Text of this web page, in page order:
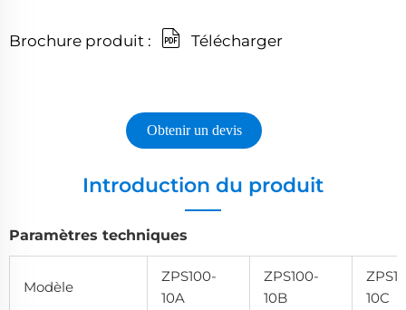
Brochure produit : Télécharger
Obtenir un devis
Introduction du produit
Paramètres techniques
Modèle
ZPS100-
10A
ZPS100-
10B
10C